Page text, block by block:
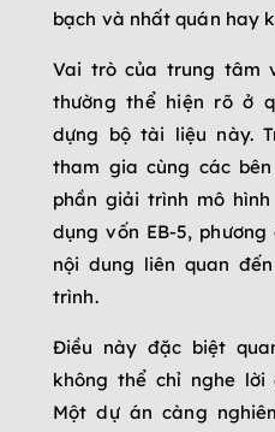
bạch và nhất quán hay
Vai trò của trung tâm
thường thể hiện rõ ở
dựng bộ tài liệu này.
tham gia cùng các
phần giải trình mô
dụng vốn EB-5,
nội dung liên quan
trình.
Điều này đặc biệt
không thể chỉ nghe lời
Một dự án càng